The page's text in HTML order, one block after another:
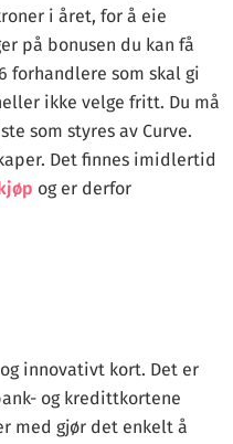
i året, for å eie
på bonusen du kan få
forhandlere som skal gi
ikke velge fritt. Du må
som styres av Curve.
Det finnes imidlertid
og er derfor
innovativt kort. Det er
og kredittkortene
med gjør det enkelt å